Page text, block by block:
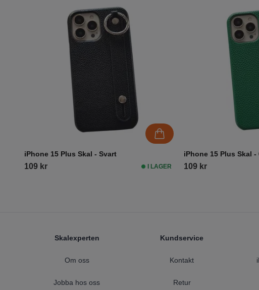
iPhone 15 Plus Skal - Svart
109 kr I LAGER
iPhone 15 Plus Skal -
109 kr
Skalexperten
Om oss
Jobba hos oss
Kundservice
Kontakt
Retur